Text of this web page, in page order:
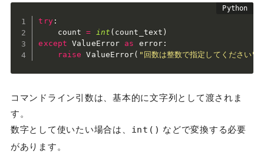
try:
    count
= int ( count_text )
except ValueError as error :
raise ValueError( "回数は整数で指定してください"
コマンドライン引数は、基本的に文字列として渡されま
す。
数字として使いたい場合は、
int() などで変換する必要
があります。